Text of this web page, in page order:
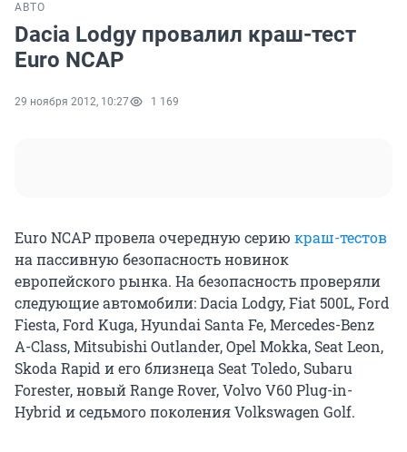
АВТО
Dacia Lodgy провалил краш-тест
Euro NCAP
29 ноября 2012, 10:27 1 169
Euro NCAP провела очередную серию краш-тестов
на пассивную безопасность новинок
европейского рынка. На безопасность проверяли
следующие автомобили: Dacia Lodgy, Fiat 500L, Ford
Fiesta, Ford Kuga, Hyundai Santa Fe, Mercedes-Benz
A-Class, Mitsubishi Outlander, Opel Mokka, Seat Leon,
Skoda Rapid и его близнеца Seat Toledo, Subaru
Forester, новый Range Rover, Volvo V60 Plug-in-
Hybrid и седьмого поколения Volkswagen Golf.